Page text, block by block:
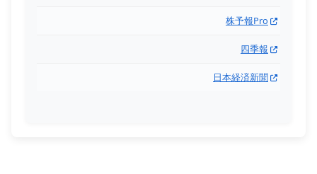
株予報Pro
四季報
日本経済新聞